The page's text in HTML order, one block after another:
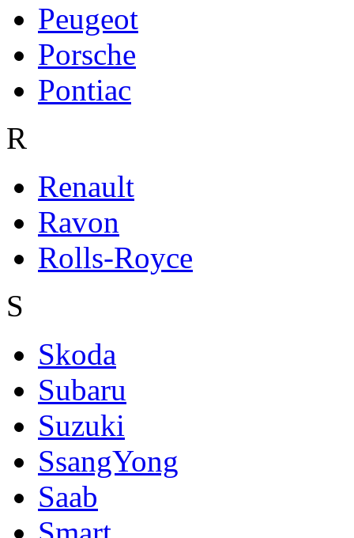
Peugeot
Porsche
Pontiac
R
Renault
Ravon
Rolls-Royce
S
Skoda
Subaru
Suzuki
SsangYong
Saab